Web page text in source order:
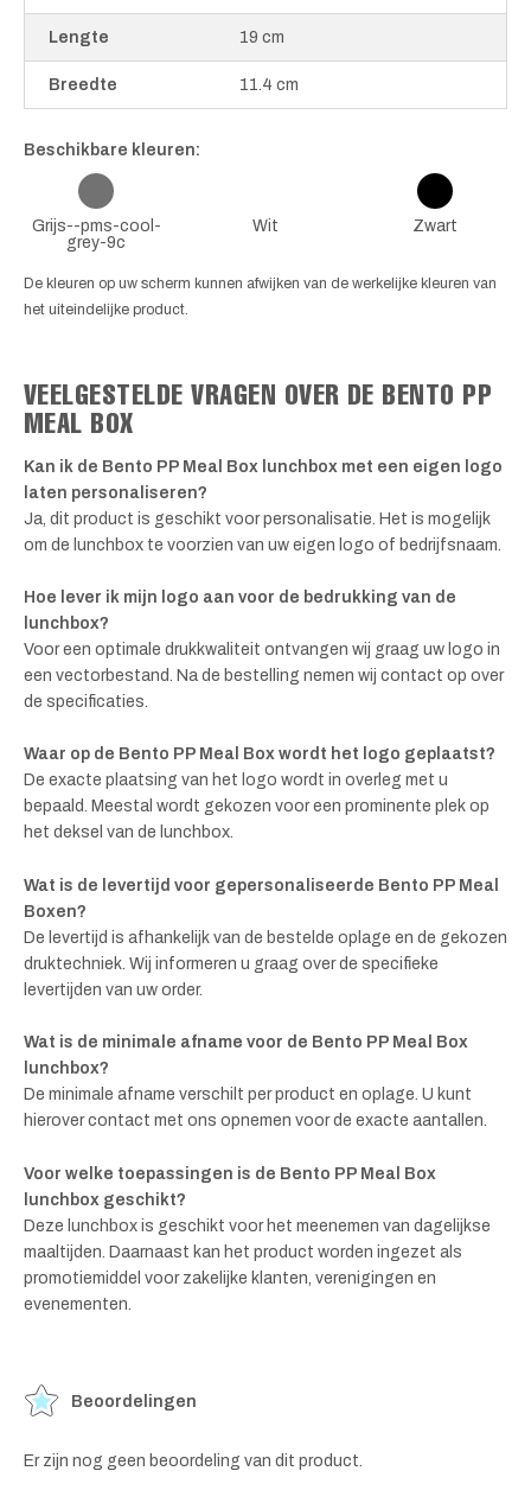
Lengte 19 cm
Breedte 11.4 cm
Beschikbare kleuren:
Grijs--pms-cool-
grey-9c
Wit Zwart
De kleuren op uw scherm kunnen afwijken van de werkelijke kleuren van
het uiteindelijke product.
VEELGESTELDE VRAGEN OVER DE BENTO PP
MEAL BOX
Kan ik de Bento PP Meal Box lunchbox met een eigen logo
laten personaliseren?
Ja, dit product is geschikt voor personalisatie. Het is mogelijk
om de lunchbox te voorzien van uw eigen logo of bedrijfsnaam.
Hoe lever ik mijn logo aan voor de bedrukking van de
lunchbox?
Voor een optimale drukkwaliteit ontvangen wij graag uw logo in
een vectorbestand. Na de bestelling nemen wij contact op over
de specificaties.
Waar op de Bento PP Meal Box wordt het logo geplaatst?
De exacte plaatsing van het logo wordt in overleg met u
bepaald. Meestal wordt gekozen voor een prominente plek op
het deksel van de lunchbox.
Wat is de levertijd voor gepersonaliseerde Bento PP Meal
Boxen?
De levertijd is afhankelijk van de bestelde oplage en de gekozen
druktechniek. Wij informeren u graag over de specifieke
levertijden van uw order.
Wat is de minimale afname voor de Bento PP Meal Box
lunchbox?
De minimale afname verschilt per product en oplage. U kunt
hierover contact met ons opnemen voor de exacte aantallen.
Voor welke toepassingen is de Bento PP Meal Box
lunchbox geschikt?
Deze lunchbox is geschikt voor het meenemen van dagelijkse
maaltijden. Daarnaast kan het product worden ingezet als
promotiemiddel voor zakelijke klanten, verenigingen en
evenementen.
Beoordelingen
Er zijn nog geen beoordeling van dit product.